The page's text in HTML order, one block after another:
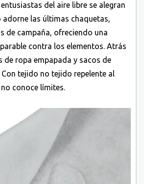
del aire libre se alegran
adorne las últimas chaquetas,
de campaña, ofreciendo una
contra los elementos. Atrás
de ropa empapada y sacos de
tejido no tejido repelente al
conoce límites.